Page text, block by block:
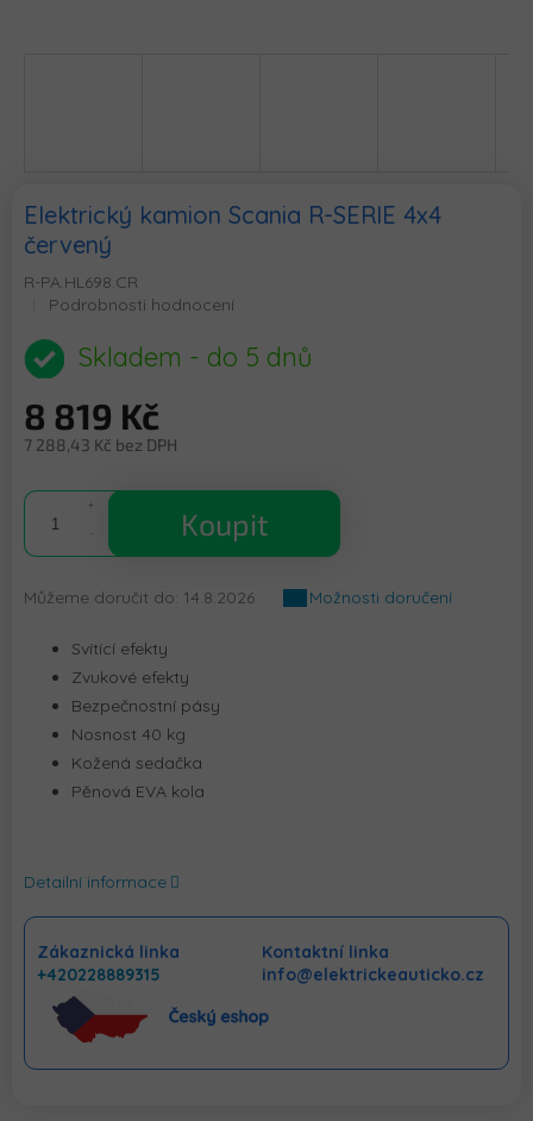
Elektrický kamion Scania R-SERIE 4x4
červený
R-PA.HL698.CR
Průměrné
produktu
je
z
5
Podrobnosti hodnocení
Skladem - do 5 dnů
8 819 Kč
7 288,43 Kč bez DPH
cena:
Koupit
Můžeme doručit do: 14.8.2026 Možnosti doručení
Svítící efekty
Zvukové efekty
Bezpečnostní pásy
Nosnost 40 kg
Kožená sedačka
Pěnová EVA kola
Detailní informace
Zákaznická linka
+420228889315
Kontaktní linka
info@elektrickeauticko.cz